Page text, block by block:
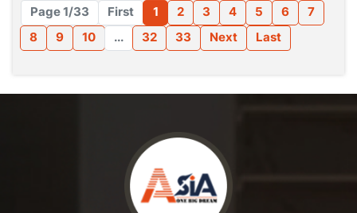
Page 1/33 First 1 2 3 4 5 6
7
8
9 10 ... 32 33 Next Last